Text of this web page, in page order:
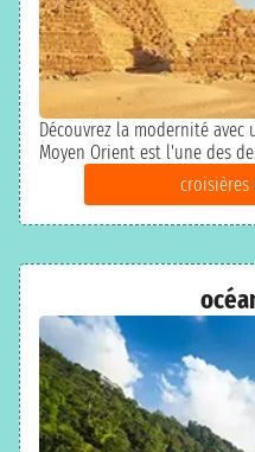
Découvrez la modernité
Moyen Orient est l'une des
croisières